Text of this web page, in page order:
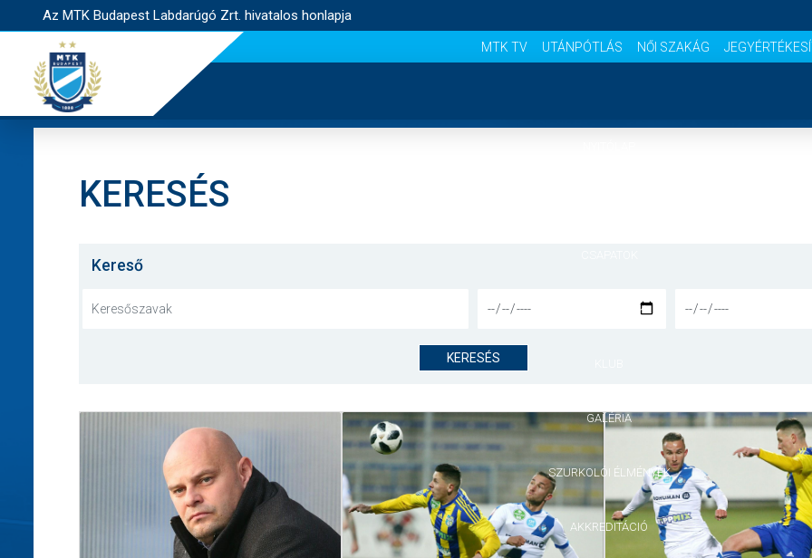
Az MTK Budapest Labdarúgó Zrt. hivatalos honlapja
MTK TV UTÁNPÓTLÁS NŐI SZAKÁG
MÉRKŐZÉSEK
GALÉRIA
SZURKOLÓI ÉLMÉNYEK
AKKREDITÁCIÓ
KERESÉS
Kereső
KERESÉS